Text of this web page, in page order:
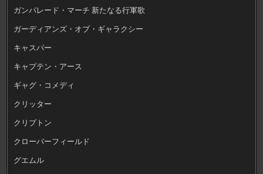
ガンパレード・マーチ 新たなる行軍歌
ガーディアンズ・オブ・ギャラクシー
キャスパー
キャプテン・アース
ギャグ・コメディ
クリッター
クリプトン
クローバーフィールド
グエムル